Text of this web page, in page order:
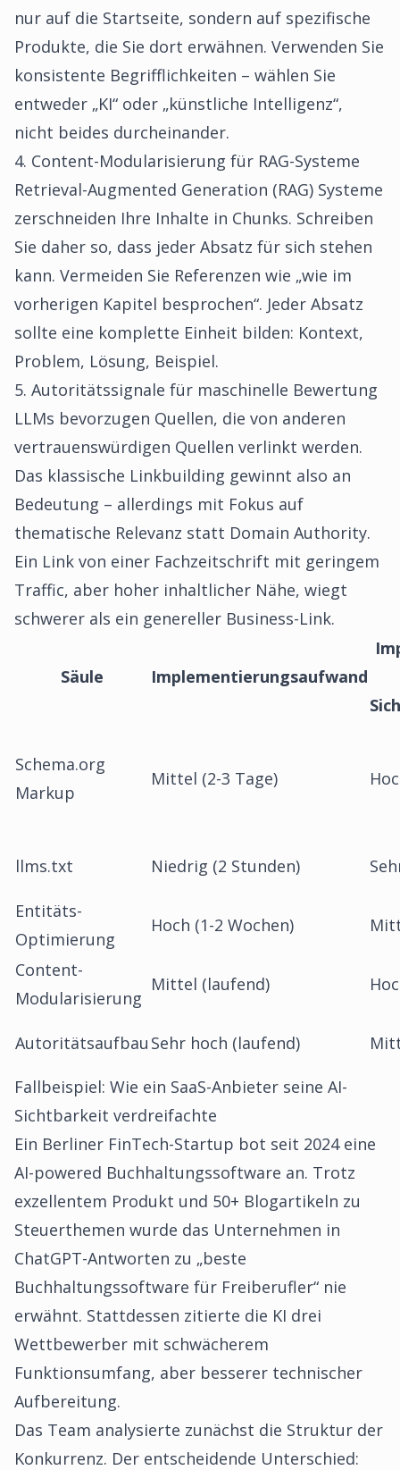
nur auf die Startseite, sondern auf spezifische
Produkte, die Sie dort erwähnen. Verwenden Sie
konsistente Begrifflichkeiten – wählen Sie
entweder „KI“ oder „künstliche Intelligenz“,
nicht beides durcheinander.
4. Content-Modularisierung für RAG-Systeme
Retrieval-Augmented Generation (RAG) Systeme
zerschneiden Ihre Inhalte in Chunks. Schreiben
Sie daher so, dass jeder Absatz für sich stehen
kann. Vermeiden Sie Referenzen wie „wie im
vorherigen Kapitel besprochen“. Jeder Absatz
sollte eine komplette Einheit bilden: Kontext,
Problem, Lösung, Beispiel.
5. Autoritätssignale für maschinelle Bewertung
LLMs bevorzugen Quellen, die von anderen
vertrauenswürdigen Quellen verlinkt werden.
Das klassische Linkbuilding gewinnt also an
Bedeutung – allerdings mit Fokus auf
thematische Relevanz statt Domain Authority.
Ein Link von einer Fachzeitschrift mit geringem
Traffic, aber hoher inhaltlicher Nähe, wiegt
schwerer als ein genereller Business-Link.
Säule Implementierungsaufwand
Schema.org
Markup
Mittel (2-3 Tage)
llms.txt Niedrig (2 Stunden)
Entitäts-
Optimierung
Hoch (1-2 Wochen)
Content-
Modularisierung
Mittel (laufend)
Autoritätsaufbau Sehr hoch (laufend)
Fallbeispiel: Wie ein SaaS-Anbieter seine AI-
Sichtbarkeit verdreifachte
Ein Berliner FinTech-Startup bot seit 2024 eine
AI-powered Buchhaltungssoftware an. Trotz
exzellentem Produkt und 50+ Blogartikeln zu
Steuerthemen wurde das Unternehmen in
ChatGPT-Antworten zu „beste
Buchhaltungssoftware für Freiberufler“ nie
erwähnt. Stattdessen zitierte die KI drei
Wettbewerber mit schwächerem
Funktionsumfang, aber besserer technischer
Aufbereitung.
Das Team analysierte zunächst die Struktur der
Konkurrenz. Der entscheidende Unterschied: